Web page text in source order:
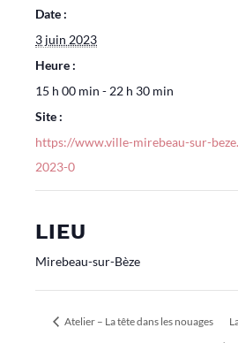
Date :
3 juin 2023
Heure :
15 h 00 min - 22 h 30 min
Site :
https://www.ville-mirebeau-sur-
2023-0
LIEU
Mirebeau-sur-Bèze
Atelier – La tête dans les nouages